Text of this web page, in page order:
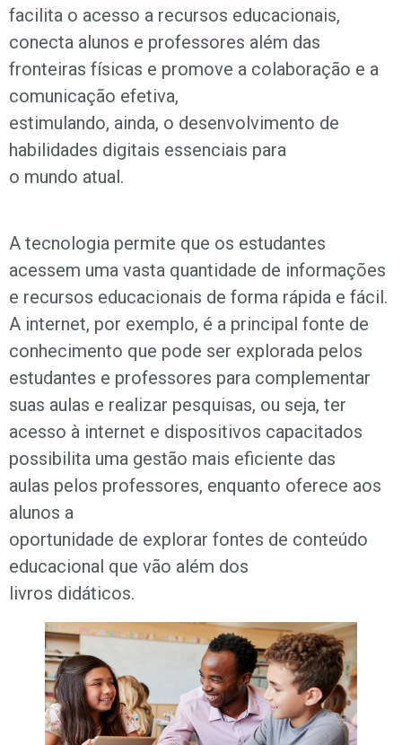
facilita o acesso a recursos educacionais,
conecta alunos e professores além das
fronteiras físicas e promove a colaboração e a
comunicação efetiva,
estimulando, ainda, o desenvolvimento de
habilidades digitais essenciais para
o mundo atual.
A tecnologia permite que os estudantes
acessem uma vasta quantidade de informações
e recursos educacionais de forma rápida e fácil.
A internet, por exemplo, é a principal fonte de
conhecimento que pode ser explorada pelos
estudantes e professores para complementar
suas aulas e realizar pesquisas, ou seja, ter
acesso à internet e dispositivos capacitados
possibilita uma gestão mais eficiente das
aulas pelos professores, enquanto oferece aos
alunos a
oportunidade de explorar fontes de conteúdo
educacional que vão além dos
livros didáticos.